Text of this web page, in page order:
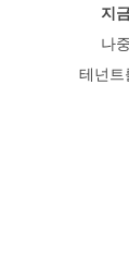
지
나
테넌트